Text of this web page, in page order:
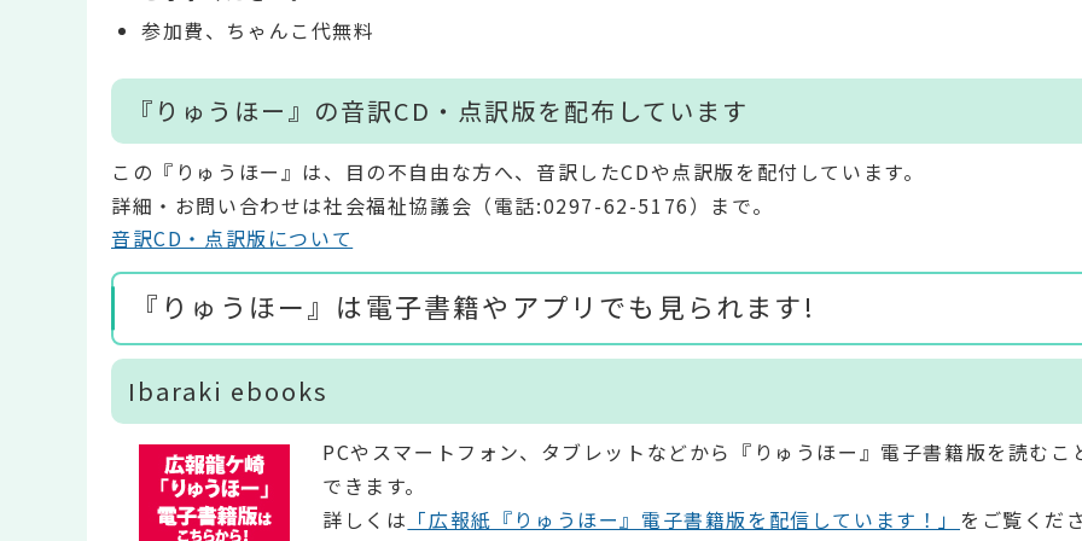
参加費、ちゃんこ代無料
『りゅうほー』の音訳CD・点訳版を配布しています
この『りゅうほー』は、目の不自由な方へ、音訳したCDや点訳版を配付しています。
詳細・お問い合わせは社会福祉協議会（電話:0297-62-5176）まで。
音訳CD・点訳版について
『りゅうほー』は電子書籍やアプリでも見られます!
Ibaraki ebooks
PCやスマートフォン、タブレットなどから『りゅうほー』電子書籍版を読むこ
できます。
詳しくは 「広報紙『りゅうほー』電子書籍版を配信しています！」 をご覧くだ